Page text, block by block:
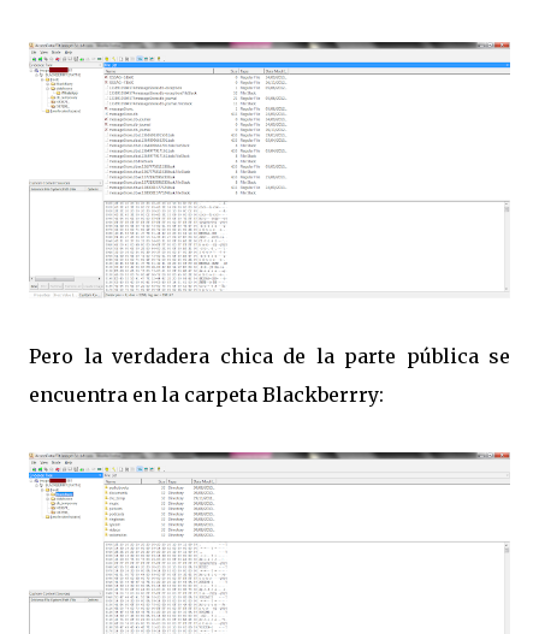
Pero la verdadera chica de la parte pública se
encuentra en la carpeta Blackberrry: